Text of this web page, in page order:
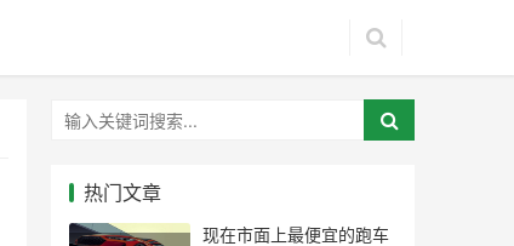
热门文章
现在市面上最便宜的跑车